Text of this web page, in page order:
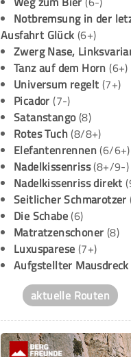
Notbremsung in der
Ausfahrt Glück (6+)
Zwerg Nase,
Tanz auf dem Horn (6+)
Universum regelt (7+)
Picador (7-)
Satanstango(8)
Rotes Tuch(8/8+)
Elefantenrennen(6/6+)
Nadelkissenriss(8+/9-)
Nadelkissenriss direkt
Seitlicher Schmarotzer
Die Schabe(6)
Matratzenschoner (8)
Luxusparese (7+)
Aufgstellter Mausdreck
aktuelle Routen